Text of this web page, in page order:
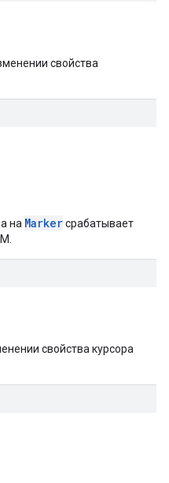
свойства
на Markerсрабатывает
свойства курсора